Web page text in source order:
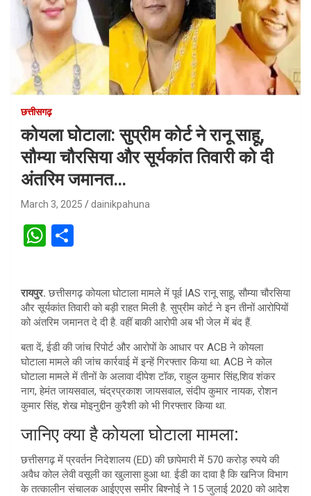
छत्तीसगढ़
कोयला घोटाला: सुप्रीम कोर्ट ने रानू साहू,
सौम्या चौरसिया और सूर्यकांत तिवारी को दी
अंतरिम जमानत…
March 3, 2025 dainikpahuna
W
s
A
p
p
ar
e
रायपुर. छत्तीसगढ़ कोयला घोटाला मामले में पूर्व IAS रानू साहू, सौम्या चौरसिया
और सूर्यकांत तिवारी को बड़ी राहत मिली है. सुप्रीम कोर्ट ने इन तीनों आरोपियों
को अंतरिम जमानत दे दी है. वहीं बाकी आरोपी अब भी जेल में बंद हैं.
बता दें, ईडी की जांच रिपोर्ट और आरोपों के आधार पर ACB ने कोयला
घोटाला मामले की जांच कार्रवाई में इन्हें गिरफ्तार किया था. ACB ने कोल
घोटाला मामले में तीनों के अलावा दीपेश टॉक, राहुल कुमार सिंह,शिव शंकर
नाग, हेमंत जायसवाल, चंद्रप्रकाश जायसवाल, संदीप कुमार नायक, रोशन
कुमार सिंह, शेख मोइनुद्दीन कुरैशी को भी गिरफ्तार किया था.
जानिए क्या है कोयला घोटाला मामला:
छत्तीसगढ़ में प्रवर्तन निदेशालय (ED) की छापेमारी में 570 करोड़ रुपये की
अवैध कोल लेवी वसूली का खुलासा हुआ था. ईडी का दावा है कि खनिज विभाग
के तत्कालीन संचालक आईएएस समीर बिश्नोई ने 15 जुलाई 2020 को आदेश